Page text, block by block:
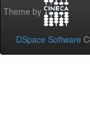
Theme by
DSpace Software